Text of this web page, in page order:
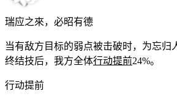
瑞应之來，必昭有德
当有敌方目标的弱点被击破时，为忘归
终结技后，我方全体行动提前24%。
行动提前